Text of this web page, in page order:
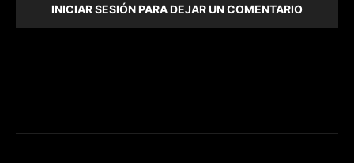
INICIAR SESIÓN PARA DEJAR UN COMENTARIO